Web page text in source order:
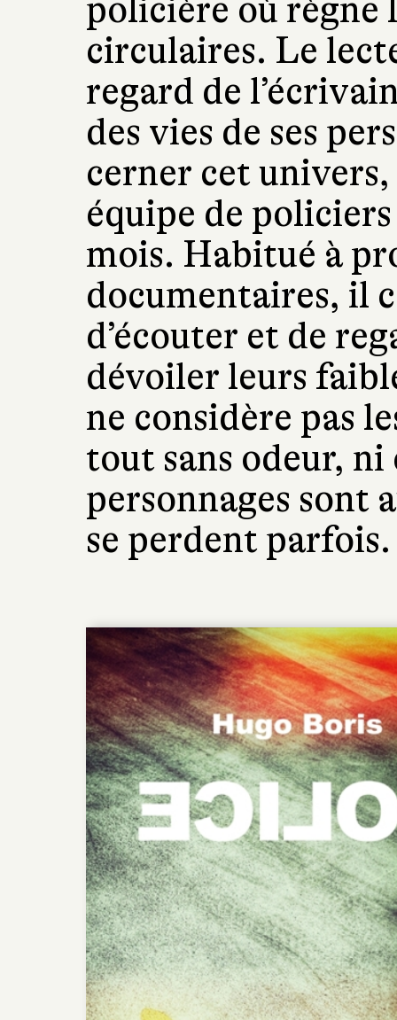
policière où règne
circulaires. Le
regard de
des vies de ses
cerner cet
équipe de
mois. Habitué à
documentaires, il
d’écouter et de
dévoiler leurs
ne considère pas
tout sans odeur, ni
personnages sont
se perdent parfois.